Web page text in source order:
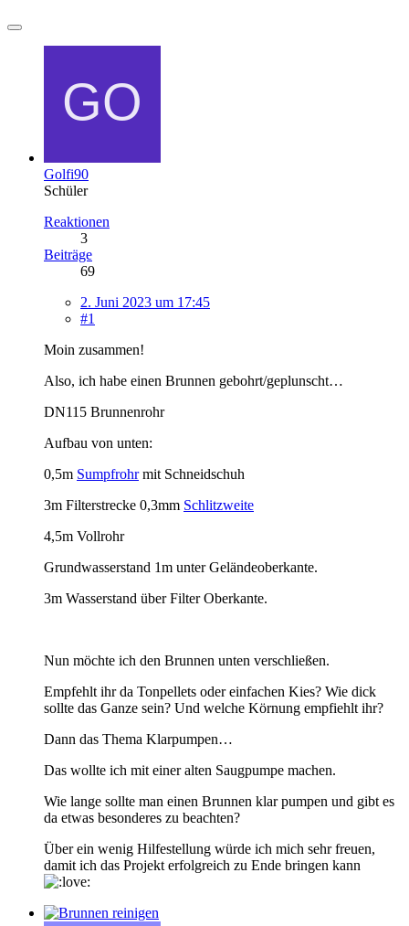
Golfi90
Schüler
Reaktionen
3
Beiträge
69
2. Juni 2023 um 17:45
#1
Moin zusammen!
Also, ich habe einen Brunnen gebohrt/geplunscht…
DN115 Brunnenrohr
Aufbau von unten:
0,5m Sumpfrohrmit Schneidschuh
3m Filterstrecke 0,3mm Schlitzweite
4,5m Vollrohr
Grundwasserstand 1m unter Geländeoberkante.
3m Wasserstand über Filter Oberkante.
Nun möchte ich den Brunnen unten verschließen.
Empfehlt ihr da Tonpellets oder einfachen Kies? Wie dick
sollte das Ganze sein? Und welche Körnung empfiehlt ihr?
Dann das Thema Klarpumpen…
Das wollte ich mit einer alten Saugpumpe machen.
Wie lange sollte man einen Brunnen klar pumpen und gibt es
da etwas besonderes zu beachten?
Über ein wenig Hilfestellung würde ich mich sehr freuen,
damit ich das Projekt erfolgreich zu Ende bringen kann